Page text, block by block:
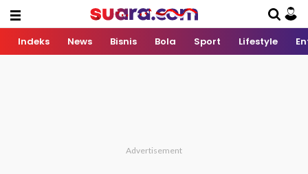
Indeks News Bisnis Bola Sport Lifestyle